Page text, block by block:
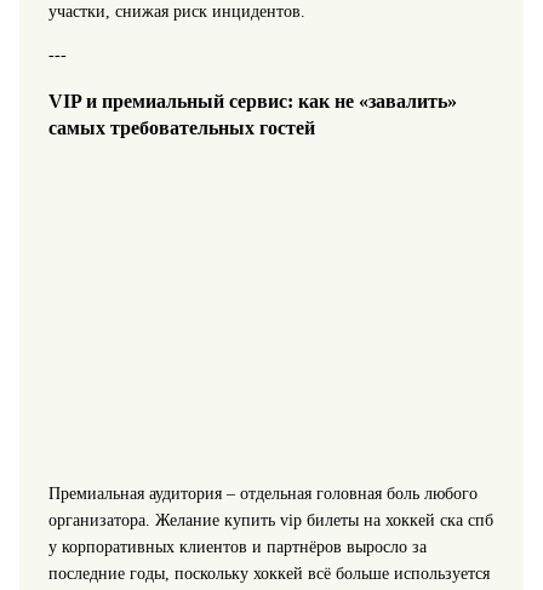
участки, снижая риск инцидентов.
---
VIP и премиальный сервис: как не «завалить»
самых требовательных гостей
Премиальная аудитория – отдельная головная боль любого
организатора. Желание купить vip билеты на хоккей ска спб
у корпоративных клиентов и партнёров выросло за
последние годы, поскольку хоккей всё больше используется